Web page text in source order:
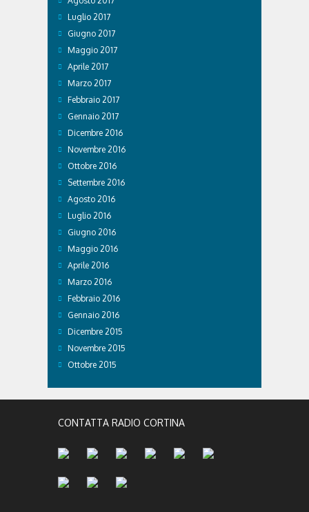
Luglio 2017
Giugno 2017
Maggio 2017
Aprile 2017
Marzo 2017
Febbraio 2017
Gennaio 2017
Dicembre 2016
Novembre 2016
Ottobre 2016
Settembre 2016
Agosto 2016
Luglio 2016
Giugno 2016
Maggio 2016
Aprile 2016
Marzo 2016
Febbraio 2016
Gennaio 2016
Dicembre 2015
Novembre 2015
Ottobre 2015
CONTATTA RADIO CORTINA